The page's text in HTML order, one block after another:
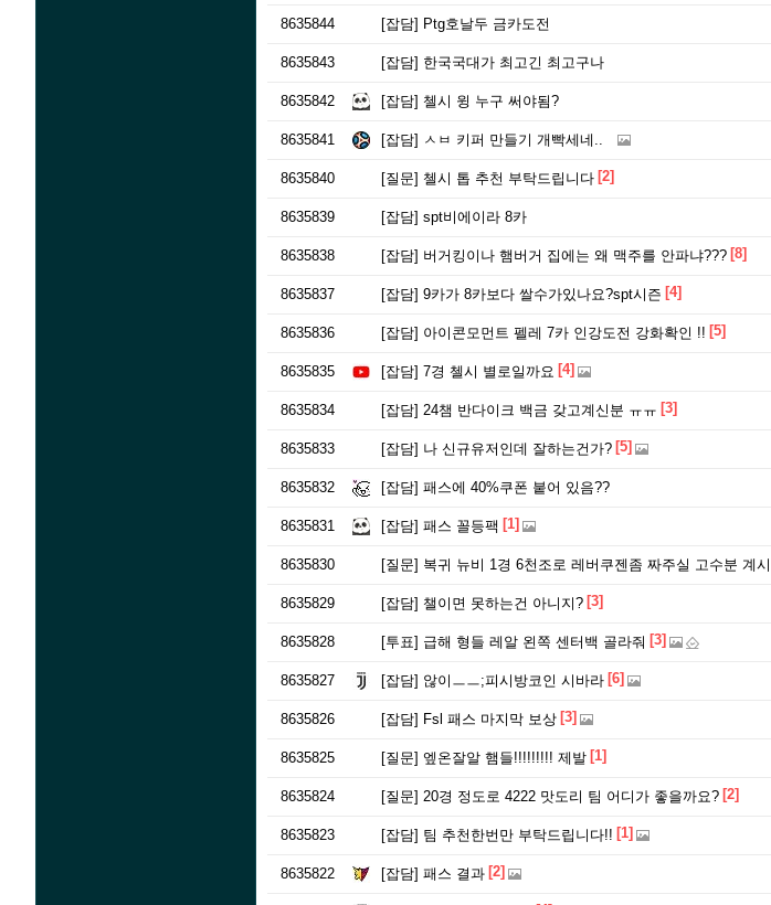
8635844 [잡담] Ptg호날두 금카도전
8635843 [잡담] 한국국대가 최고긴 최고구나
8635842 [잡담] 첼시 윙 누구 써야됨?
8635841 [잡담] ㅅㅂ 키퍼 만들기 개빡세네..
8635840 [질문] 첼시 톱 추천 부탁드립니다 [2]
8635839 [잡담] spt비에이라 8카
8635838 [잡담] 버거킹이나 햄버거 집에는 왜 맥주를 안파냐??? [8]
8635837 [잡담] 9카가 8카보다 쌀수가있나요?spt시즌 [4]
8635836 [잡담] 아이콘모먼트 펠레 7카 인강도전 강화확인 !! [5]
8635835 [잡담] 7경 첼시 별로일까요 [4]
8635834 [잡담] 24챔 반다이크 백금 갖고계신분 ㅠㅠ [3]
8635833 [잡담] 나 신규유저인데 잘하는건가? [5]
8635832 [잡담] 패스에 40%쿠폰 붙어 있음??
8635831 [잡담] 패스 꼴등팩 [1]
8635830 [질문] 복귀 뉴비 1경 6천조로 레버쿠젠좀 짜주실 고수분 계시나요 ㅠ
8635829 [잡담] 챌이면 못하는건 아니지? [3]
8635828 [투표] 급해 형들 레알 왼쪽 센터백 골라줘 [3]
8635827 [잡담] 않이ㅡㅡ;피시방코인 시바라 [6]
8635826 [잡담] Fsl 패스 마지막 보상 [3]
8635825 [질문] 엪온잘알 햄들!!!!!!!!! 제발 [1]
8635824 [질문] 20경 정도로 4222 맛도리 팀 어디가 좋을까요? [2]
8635823 [잡담] 팀 추천한번만 부탁드립니다!! [1]
8635822 [잡담] 패스 결과 [2]